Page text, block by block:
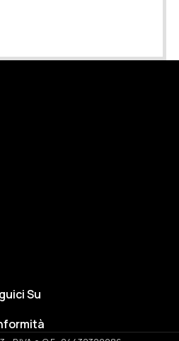
Su